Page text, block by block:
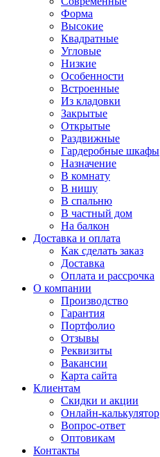
Форма
Высокие
Квадратные
Угловые
Низкие
Особенности
Встроенные
Из кладовки
Закрытые
Открытые
Раздвижные
Гардеробные шкафы
Назначение
В комнату
В нишу
В спальню
В частный дом
На балкон
Доставка и оплата
Как сделать заказ
Доставка
Оплата и рассрочка
О компании
Производство
Гарантия
Портфолио
Отзывы
Реквизиты
Вакансии
Карта сайта
Клиентам
Скидки и акции
Онлайн-калькулятор
Вопрос-ответ
Оптовикам
Контакты